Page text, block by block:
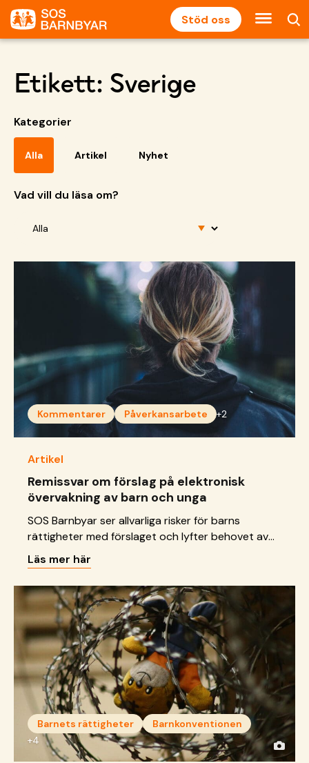
Stöd oss
Etikett: Sverige
Kategorier
Alla Artikel Nyhet
Vad vill du läsa om?
Kommentarer Påverkansarbete +2
Artikel
Remissvar om förslag på elektronisk
övervakning av barn och unga
SOS Barnbyar ser allvarliga risker för barns
rättigheter med förslaget och lyfter behovet av
stärkta stödinsatser som bygger på tillit,
relationer och långsiktighet.
Läs mer här
Barnets rättigheter
Barnkonventionen
+4